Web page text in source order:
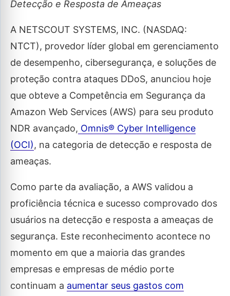
Detecção e Resposta de Ameaças
A NETSCOUT SYSTEMS, INC. (NASDAQ:
NTCT), provedor líder global em gerenciamento
de desempenho, cibersegurança, e soluções de
proteção contra ataques DDoS, anunciou hoje
que obteve a Competência em Segurança da
Amazon Web Services (AWS) para seu produto
NDR avançado, Omnis® Cyber Intelligence
(OCI), na categoria de detecção e resposta de
ameaças.
Como parte da avaliação, a AWS validou a
proficiência técnica e sucesso comprovado dos
usuários na detecção e resposta a ameaças de
segurança. Este reconhecimento acontece no
momento em que a maioria das grandes
empresas e empresas de médio porte
continuam a aumentar seus gastos com